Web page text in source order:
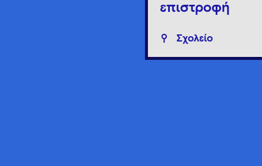
επιστροφή
Σχολείο